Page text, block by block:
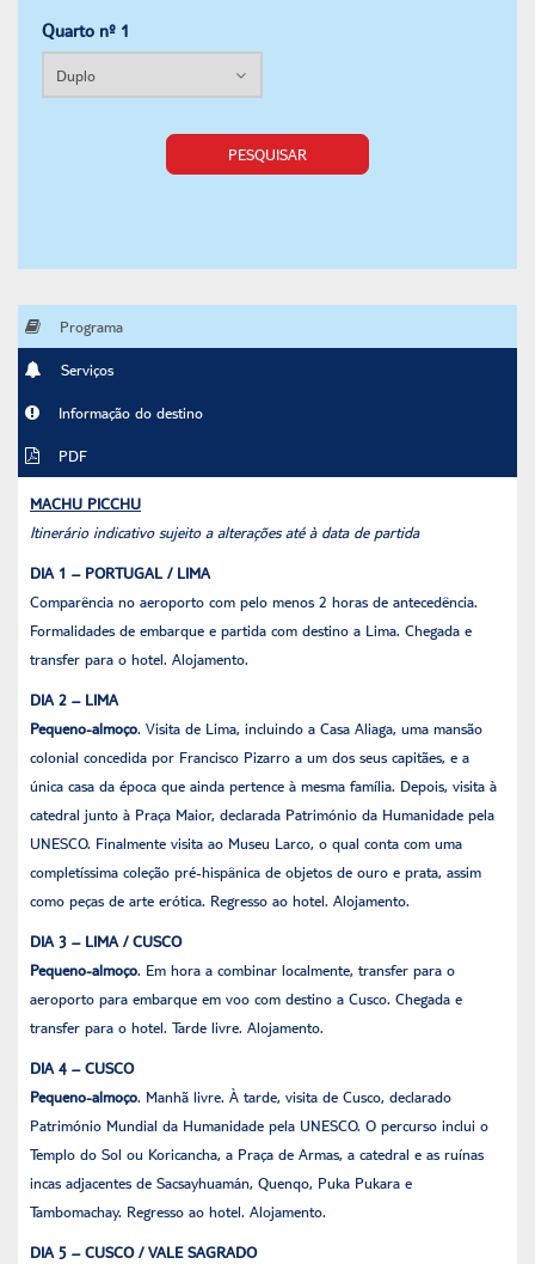
Quarto nº 1
PESQUISAR
Programa
Serviços
Informação do destino
PDF
MACHU PICCHU
Itinerário indicativo sujeito a alterações até à data de partida
DIA 1 – PORTUGAL / LIMA
Comparência no aeroporto com pelo menos 2 horas de antecedência.
Formalidades de embarque e partida com destino a Lima. Chegada e
transfer para o hotel. Alojamento.
DIA 2 – LIMA
Pequeno-almoço. Visita de Lima, incluindo a Casa Aliaga, uma mansão
colonial concedida por Francisco Pizarro a um dos seus capitães, e a
única casa da época que ainda pertence à mesma família. Depois, visita à
catedral junto à Praça Maior, declarada Património da Humanidade pela
UNESCO. Finalmente visita ao Museu Larco, o qual conta com uma
completíssima coleção pré-hispânica de objetos de ouro e prata, assim
como peças de arte erótica. Regresso ao hotel. Alojamento.
DIA 3 – LIMA / CUSCO
Pequeno-almoço. Em hora a combinar localmente, transfer para o
aeroporto para embarque em voo com destino a Cusco. Chegada e
transfer para o hotel. Tarde livre. Alojamento.
DIA 4 – CUSCO
Pequeno-almoço. Manhã livre. À tarde, visita de Cusco, declarado
Património Mundial da Humanidade pela UNESCO. O percurso inclui o
Templo do Sol ou Koricancha, a Praça de Armas, a catedral e as ruínas
incas adjacentes de Sacsayhuamán, Quenqo, Puka Pukara e
Tambomachay. Regresso ao hotel. Alojamento.
DIA 5 – CUSCO / VALE SAGRADO